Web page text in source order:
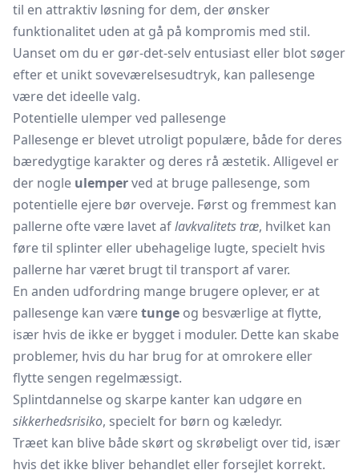
til en attraktiv løsning for dem, der ønsker
funktionalitet uden at gå på kompromis med stil.
Uanset om du er gør-det-selv entusiast eller blot søger
efter et unikt soveværelsesudtryk, kan pallesenge
være det ideelle valg.
Potentielle ulemper ved pallesenge
Pallesenge er blevet utroligt populære, både for deres
bæredygtige karakter og deres rå æstetik. Alligevel er
der nogle ulemperved at bruge pallesenge, som
potentielle ejere bør overveje. Først og fremmest kan
pallerne ofte være lavet aflavkvalitets træ, hvilket kan
føre til splinter eller ubehagelige lugte, specielt hvis
pallerne har været brugt til transport af varer.
En anden udfordring mange brugere oplever, er at
pallesenge kan væretunge og besværlige at flytte,
især hvis de ikke er bygget i moduler. Dette kan skabe
problemer, hvis du har brug for at omrokere eller
flytte sengen regelmæssigt.
Splintdannelse og skarpe kanter kan udgøre en
sikkerhedsrisiko, specielt for børn og kæledyr.
Træet kan blive både skørt og skrøbeligt over tid, især
hvis det ikke bliver behandlet eller forsejlet korrekt.